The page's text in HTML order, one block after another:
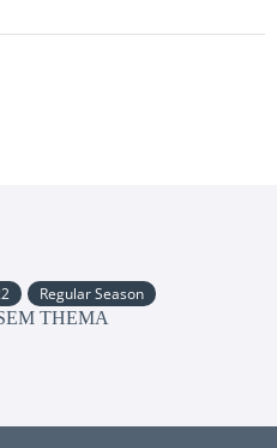
Regular Season
THEMA